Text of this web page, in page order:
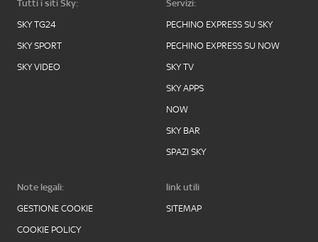
Tutti i siti Sky:
SKY TG24
SKY SPORT
SKY VIDEO
Servizi:
PECHINO EXPRESS SU SKY
PECHINO EXPRESS SU NOW
SKY TV
SKY APPS
NOW
SKY BAR
SPAZI SKY
Note legali:
GESTIONE COOKIE
COOKIE POLICY
link utili
SITEMAP